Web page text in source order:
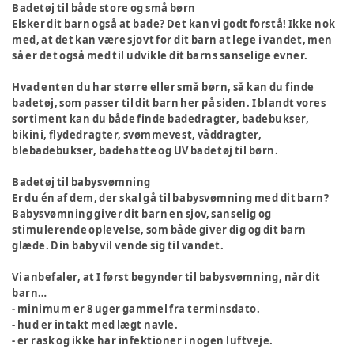
Badetøj til både store og små børn
Elsker dit barn også at bade? Det kan vi godt forstå! Ikke nok
med, at det kan være sjovt for dit barn at lege i vandet, men
så er det også med til udvikle dit barns sanselige evner.
Hvad enten du har større eller små børn, så kan du finde
badetøj, som passer til dit barn her på siden. I blandt vores
sortiment kan du både finde badedragter, badebukser,
bikini, flydedragter, svømmevest, våddragter,
blebadebukser, badehatte og UV badetøj til børn.
Badetøj til babysvømning
Er du én af dem, der skal gå til babysvømning med dit barn?
Babysvømning giver dit barn en sjov, sanselig og
stimulerende oplevelse, som både giver dig og dit barn
glæde. Din baby vil vende sig til vandet.
Vi anbefaler, at I først begynder til babysvømning, når dit
barn…
- minimum er 8 uger gammel fra terminsdato.
- hud er intakt med lægt navle.
- er rask og ikke har infektioner i nogen luftveje.